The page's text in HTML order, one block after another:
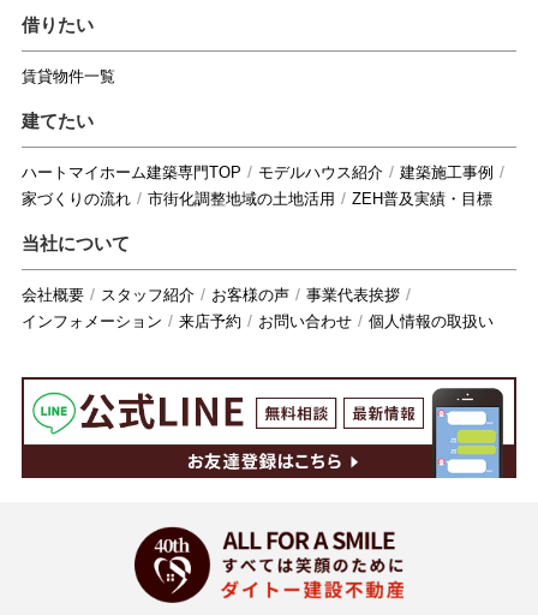
借りたい
賃貸物件一覧
建てたい
ハートマイホーム建築専門TOP モデルハウス紹介
建築施工事例
家づくりの流れ
市街化調整地域の土地活用 ZEH普及実績・目標
当社について
会社概要 スタッフ紹介 お客様の声
事業代表挨拶
インフォメーション
来店予約 お問い合わせ 個人情報の取扱い